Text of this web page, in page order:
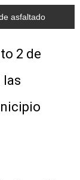
de trabajo con
del
asfaltado
2 de
las